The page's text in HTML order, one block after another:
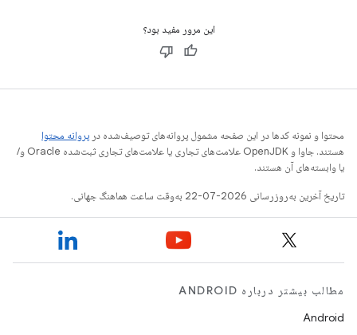
این مرور مفید بود؟
محتوا و نمونه کدها در این صفحه مشمول پروانه‌های توصیف‌شده در پروانه محتوا
هستند. جاوا و OpenJDK علامت‌های تجاری یا علامت‌های تجاری ثبت‌شده Oracle و/
یا وابسته‌های آن هستند.
تاریخ آخرین به‌روزرسانی 2026-07-22 به‌وقت ساعت هماهنگ جهانی.
مطالب بیشتر درباره ANDROID
Android